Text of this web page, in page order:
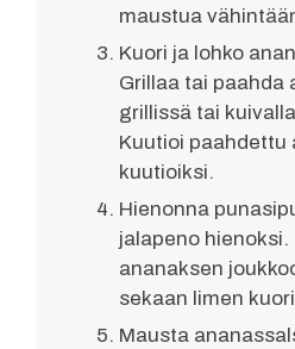
maustua
Kuori ja lohko
Grillaa tai paahda
grillissä tai
Kuutioi paahdettu
kuutioiksi.
Hienonna
jalapeno hienoksi.
ananaksen
sekaan limen
Mausta